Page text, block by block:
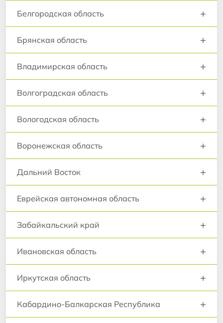
Белгородская область +
Брянская область +
Владимирская область +
Волгоградская область +
Вологодская область +
Воронежская область +
Дальний Восток +
Еврейская автономная область +
Забайкальский край +
Ивановская область +
Иркутская область +
Кабардино-Балкарская Республика +